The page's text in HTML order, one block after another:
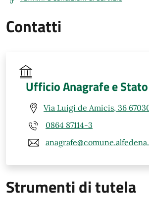
Contatti
Ufficio Anagrafe e
Via Luigi de Amicis, 36
0864 87114-3
Strumenti di tutela